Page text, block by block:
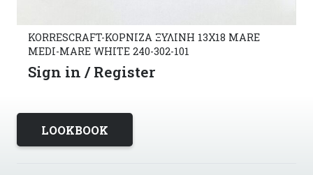
KORRESCRAFT-ΚΟΡΝΙΖΑ ΞΥΛΙΝΗ 13Χ18 MARE
MEDI-MARE WHITE 240-302-101
Sign in / Register
LOOKBOOK